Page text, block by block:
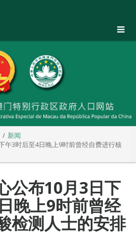
新闻
午3时后至4日晚上9时前曾经自费进行核
公布10月3日下
晚上9时前曾经
检测人士的安排